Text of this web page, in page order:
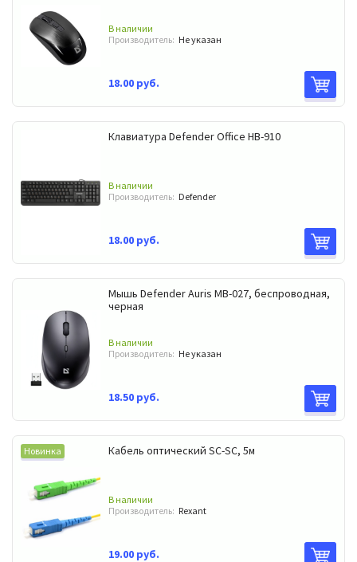
В наличии
Производитель: Не указан
18.00 руб.
Клавиатура Defender Office HВ-910
В наличии
Производитель: Defender
18.00 руб.
Мышь Defender Auris МB-027, беспроводная,
черная
В наличии
Производитель: Не указан
18.50 руб.
Новинка Кабель оптический SC-SC, 5м
В наличии
Производитель: Rexant
19.00 руб.